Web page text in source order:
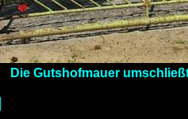
Die Gutshofmauer